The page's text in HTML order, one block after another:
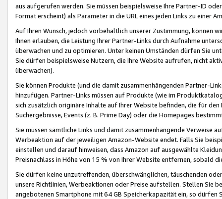
aus aufgerufen werden. Sie müssen beispielsweise Ihre Partner-ID
Format erscheint) als Parameter in die URL eines jeden Links zu einer
Auf Ihren Wunsch, jedoch vorbehaltlich unserer Zustimmung, können
Ihnen erlauben, die Leistung Ihrer Partner-Links durch Aufnahme
überwachen und zu optimieren. Unter keinen Umständen dürfen Sie
Sie dürfen beispielsweise Nutzern, die Ihre Website aufrufen, nicht
überwachen).
Sie können Produkte (und die damit zusammenhängenden Partner-
hinzufügen. Partner-Links müssen auf Produkte (wie im
sich zusätzlich originäre Inhalte auf Ihrer Website befinden, die für
Suchergebnisse, Events (z. B. Prime Day) oder die Homepages
Sie müssen sämtliche Links und damit zusammenhängende
Werbeaktion auf der jeweiligen Amazon-Website endet. Falls Sie
einstellen und darauf hinweisen, dass Amazon auf ausgewählte
Preisnachlass in Höhe von 15 % von Ihrer Website entfernen, sobald
Sie dürfen keine unzutreffenden, überschwänglichen, täuschenden
unsere Richtlinien, Werbeaktionen oder Preise aufstellen. Stellen Sie
angebotenen Smartphone mit 64 GB Speicherkapazität ein, so dürfen